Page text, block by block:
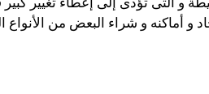
أماكنه و شراء البعض من الأنواع